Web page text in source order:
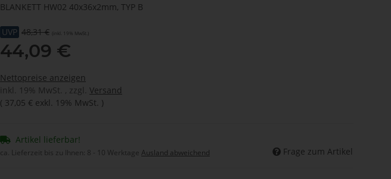
BLANKETT HW02 40x36x2mm, TYP B
UVP 48,31 € (inkl. 19% MwSt.)
44,09 €
Nettopreise anzeigen
inkl. 19% MwSt. , zzgl. Versand
( 37,05 € exkl. 19% MwSt. )
Artikel lieferbar!
ca. Lieferzeit bis zu Ihnen: 8 - 10 Werktage Ausland abweichend Frage zum Artikel